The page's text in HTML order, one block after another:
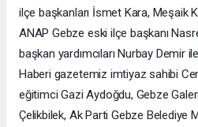
ilçe başkanları İsmet Kara, Meşaik
ANAP Gebze eski ilçe başkanı
başkan yardımcıları Nurbay Demir
Haberi gazetemiz imtiyaz sahibi
eğitimci Gazi Aydoğdu, Gebze
Çelikbilek, Ak Parti Gebze Belediye